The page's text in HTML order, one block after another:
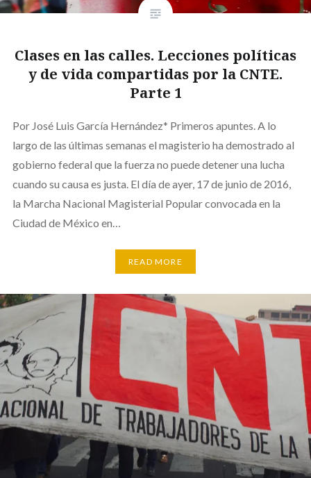
Clases en las calles. Lecciones políticas
y de vida compartidas por la CNTE.
Parte 1
Por José Luis García Hernández* Primeros apuntes. A lo
largo de las últimas semanas el magisterio ha demostrado al
gobierno federal que la fuerza no puede detener una lucha
cuando su causa es justa. El día de ayer, 17 de junio de 2016,
la Marcha Nacional Magisterial Popular convocada en la
Ciudad de México en…
READ MORE